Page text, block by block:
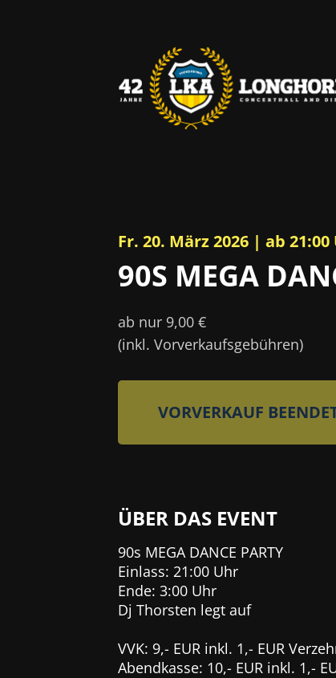
Fr. 20. März 2026 | ab 21:00
90S MEGA
ab nur 9,00 €
(inkl. Vorverkaufsgebühren)
VORVERKAUF
ÜBER DAS EVENT
90s MEGA DANCE PARTY
Einlass: 21:00 Uhr
Ende: 3:00 Uhr
Dj Thorsten legt auf
VVK: 9,- EUR inkl. 1,- EUR
Abendkasse: 10,- EUR inkl. 1,-